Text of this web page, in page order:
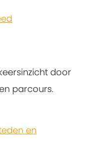
door
parcours.
en